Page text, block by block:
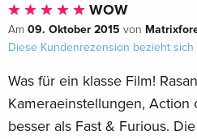
WOW
Am 09. Oktober 2015 von
Diese Kundenrezension bezieht sich
Was für ein klasse Film!
Kameraeinstellungen, Action
besser als Fast & Furious.